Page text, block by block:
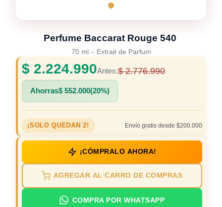
Perfume Baccarat Rouge 540
70 ml – Extrait de Parfum
$ 2.224.990Antes:$2.776.990
Ahorras$ 552.000(20%)
¡SOLO QUEDAN 2! Envío gratis desde $200.000
¡CÓMPRALO AHORA!
AGREGAR AL CARRO DE COMPRAS
COMPRA POR WHATSAPP